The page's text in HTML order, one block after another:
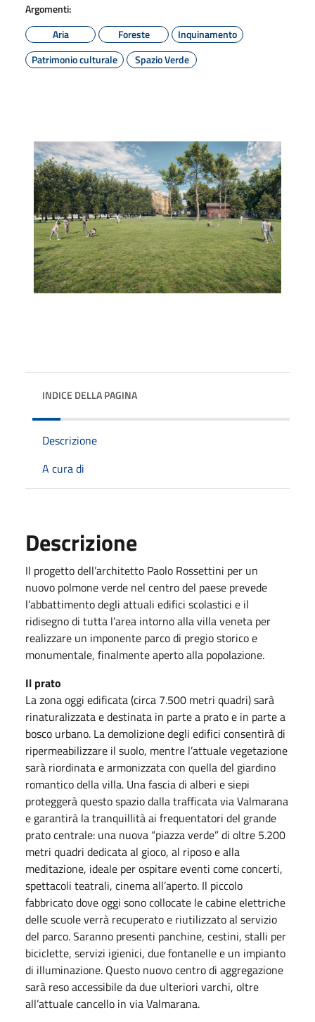
Argomenti:
Aria
Foreste
Inquinamento
Patrimonio culturale
Spazio Verde
INDICE DELLA PAGINA
Descrizione
A cura di
Descrizione
Il progetto dell’architetto Paolo Rossettini per un
nuovo polmone verde nel centro del paese prevede
l’abbattimento degli attuali edifici scolastici e il
ridisegno di tutta l’area intorno alla villa veneta per
realizzare un imponente parco di pregio storico e
monumentale, finalmente aperto alla popolazione.
Il prato
La zona oggi edificata (circa 7.500 metri quadri) sarà
rinaturalizzata e destinata in parte a prato e in parte a
bosco urbano. La demolizione degli edifici consentirà di
ripermeabilizzare il suolo, mentre l’attuale vegetazione
sarà riordinata e armonizzata con quella del giardino
romantico della villa. Una fascia di alberi e siepi
proteggerà questo spazio dalla trafficata via Valmarana
e garantirà la tranquillità ai frequentatori del grande
prato centrale: una nuova “piazza verde” di oltre 5.200
metri quadri dedicata al gioco, al riposo e alla
meditazione, ideale per ospitare eventi come concerti,
spettacoli teatrali, cinema all’aperto. Il piccolo
fabbricato dove oggi sono collocate le cabine elettriche
delle scuole verrà recuperato e riutilizzato al servizio
del parco. Saranno presenti panchine, cestini, stalli per
biciclette, servizi igienici, due fontanelle e un impianto
di illuminazione. Questo nuovo centro di aggregazione
sarà reso accessibile da due ulteriori varchi, oltre
all’attuale cancello in via Valmarana.